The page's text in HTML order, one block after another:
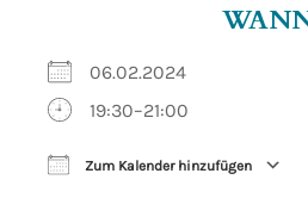
06.02.2024
19:30–21:00
Zum Kalender hinzufügen